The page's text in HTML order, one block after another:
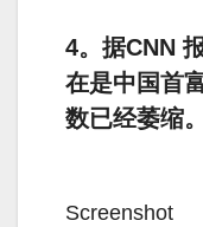
4。据CNN
在是中国首
数已经萎缩。
Screenshot